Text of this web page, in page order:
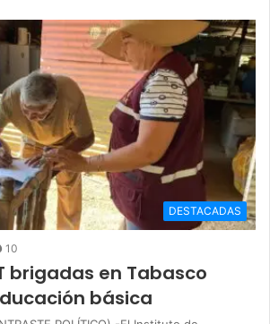
DESTACADAS
10
brigadas en Tabasco
básica